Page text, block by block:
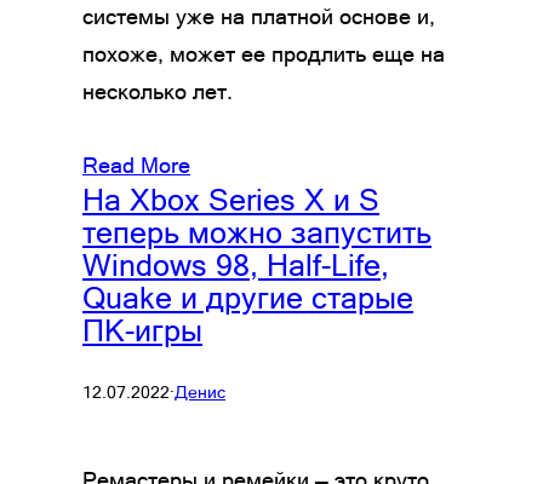
системы уже на платной основе и,
похоже, может ее продлить еще на
несколько лет.
Read More
На Xbox Series X и S
теперь можно запустить
Windows 98, Half-Life,
Quake и другие старые
ПК-игры
12.07.2022·Денис